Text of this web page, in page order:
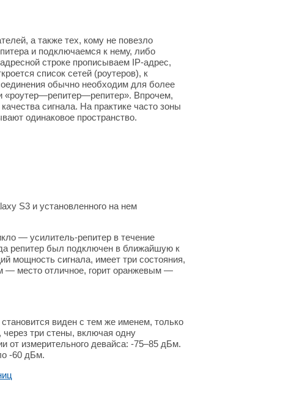
а также тех, кому не повезло
и подключаемся к нему, либо
строке прописываем IP-адрес,
список сетей (роутеров), к
обычно необходим для более
«роутер—репитер—репитер». Впрочем,
сигнала. На практике часто зоны
одинаковое пространство.
S3 и установленного на нем
— усилитель-репитер в течение
репитер был подключен в ближайшую к
мощность сигнала, имеет три состояния,
— место отличное, горит оранжевым —
виден с тем же именем, только
через три стены, включая одну
от измерительного девайса: -75–85 дБм.
-60 дБм.